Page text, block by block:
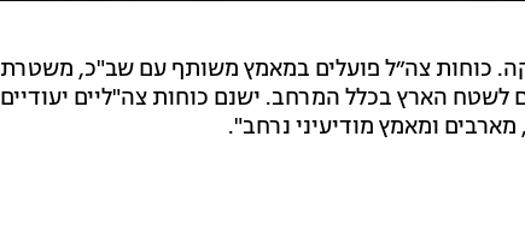
כוחות צה״ל פועלים במאמץ משותף עם שב"כ, משטרת
לשטח הארץ בכלל המרחב. ישנם כוחות צה"ליים יעודיים
ומאמץ מודיעיני נרחב".